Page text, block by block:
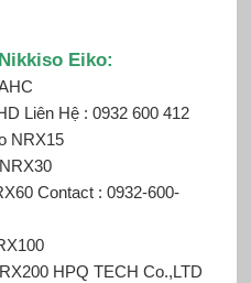
Eiko:
Liên Hệ : 0932 600 412
NRX15
Contact : 0932-600-
HPQ TECH Co.,LTD